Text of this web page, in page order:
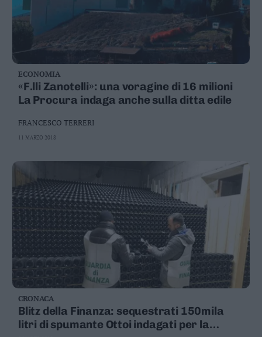
ECONOMIA
«F.lli Zanotelli»: una voragine di 16 milioni
La Procura indaga anche sulla ditta edile
FRANCESCO TERRERI
11 MARZO 2018
CRONACA
Blitz della Finanza: sequestrati 150mila
litri di spumante Ottoi indagati per la